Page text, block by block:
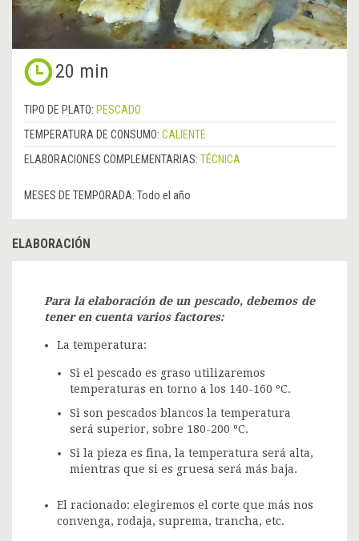
20 min
TIPO DE PLATO: PESCADO
TEMPERATURA DE CONSUMO: CALIENTE
ELABORACIONES COMPLEMENTARIAS: TÉCNICA
MESES DE TEMPORADA: Todo el año
ELABORACIÓN
Para la elaboración de un pescado, debemos de
tener en cuenta varios factores:
La temperatura:
Si el pescado es graso utilizaremos
temperaturas en torno a los 140-160 ºC.
Si son pescados blancos la temperatura
será superior, sobre 180-200 ºC.
Si la pieza es fina, la temperatura será alta,
mientras que si es gruesa será más baja.
El racionado: elegiremos el corte que más nos
convenga, rodaja, suprema, trancha, etc.